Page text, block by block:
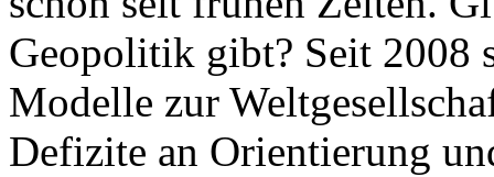
Geopolitik gibt? Seit 2008
Modelle zur
Defizite an Orientierung